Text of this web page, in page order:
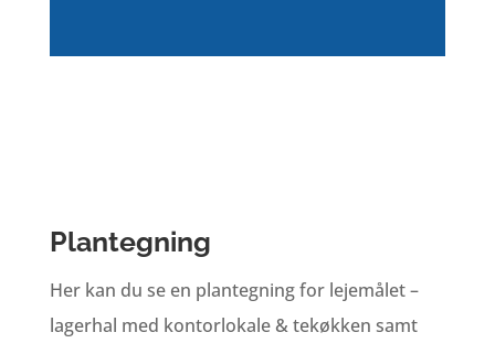
Plantegning
Her kan du se en plantegning for lejemålet –
lagerhal med kontorlokale & tekøkken samt